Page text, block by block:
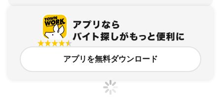
アプリを無料ダウンロード